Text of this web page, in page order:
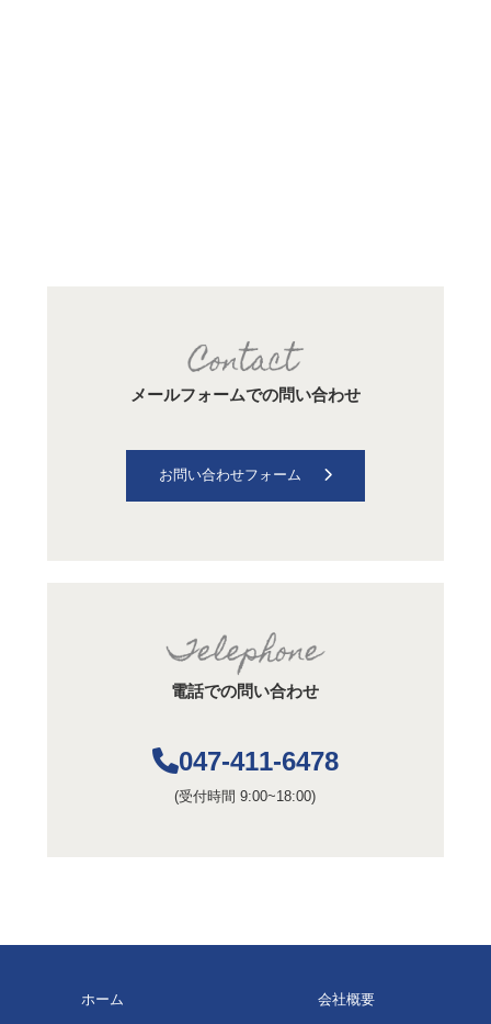
メールフォームでの問い合わせ
お問い合わせフォーム
電話での問い合わせ
047-411-6478
(受付時間 9:00~18:00)
ホーム 会社概要